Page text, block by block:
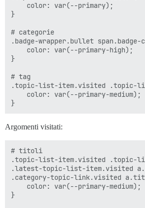
    color: var(--primary);
}
# categorie
.badge-wrapper.bullet span.badge-
    color: var(--primary-high);
}
# tag
.topic-list-item.visited .topic-
    color: var(--primary-medium);
Argomenti visitati:
# titoli
.topic-list-item.visited .topic-
.latest-topic-list-item.visited
.category-topic-link.visited
    color: var(--primary-medium);
}